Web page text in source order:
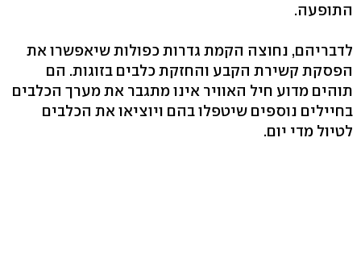
התופעה.
לדבריהם, נחוצה הקמת גדרות כפולות שיאפשרו את
הפסקת קשירת הקבע והחזקת כלבים בזוגות. הם
תוהים מדוע חיל האוויר אינו מתגבר את מערך הכלבים
בחיילים נוספים שיטפלו בהם ויוציאו את הכלבים
לטיול מדי יום.